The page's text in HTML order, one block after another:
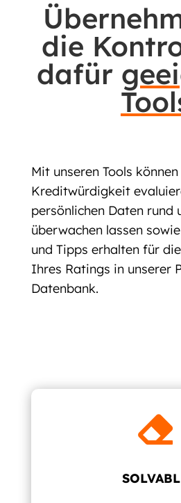
die
dafür
Mit unseren Tools
Kreditwürdigkeit
persönlichen Daten rund
überwachen lassen
und Tipps erhalten für
Ihres Ratings in unserer
Datenbank.
